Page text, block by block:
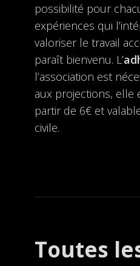
possibilité pour
expériences qui
valoriser le travail
paraît bienvenu. L’
l’association est
aux projections, elle
partir de 6€ et
civile.
Toutes